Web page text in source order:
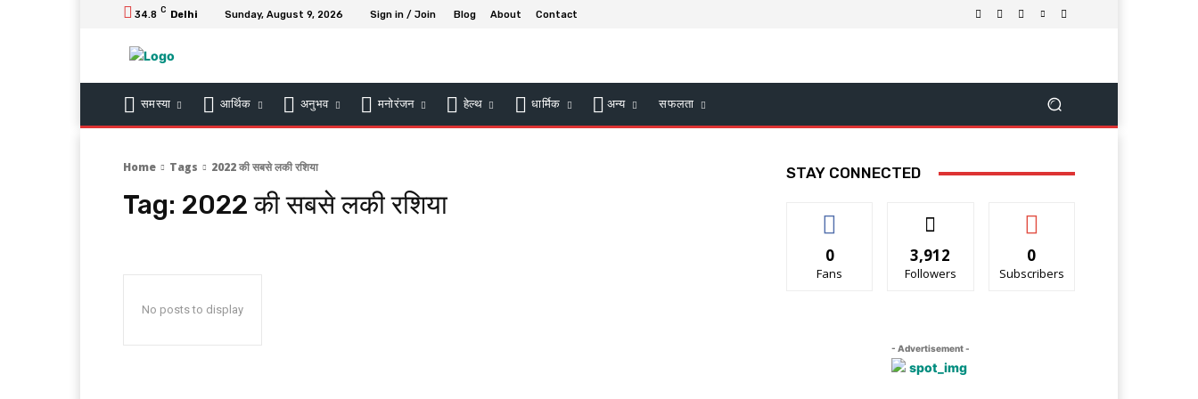
34.8 C Delhi Sunday, August 9, 2026 Sign in / Join Blog About Contact
समस्या आर्थिक अनुभव मनोरंजन हेल्थ धार्मिक अन्य सफलता
Home Tags 2022 की सबसे लकी रशिया
Tag: 2022 की सबसे लकी रशिया
No posts to display
STAY CONNECTED
0
Fans
3,912
Followers
0
Subscribers
- Advertisement -